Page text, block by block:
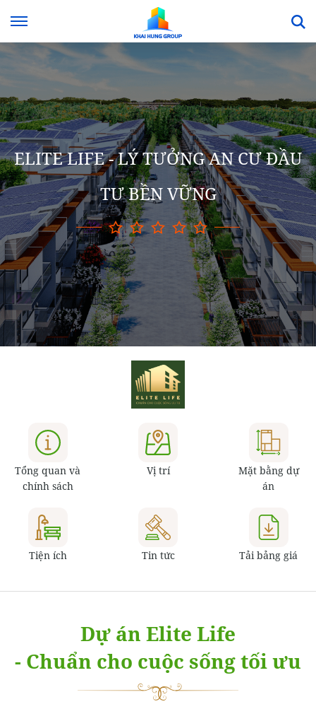
ELITE LIFE - LÝ TƯỞNG AN CƯ ĐẦU
TƯ BỀN VỮNG
Tổng quan và
chính sách
Vị trí
Mặt bằng dự
án
Tiện ích Tin tức Tải bảng giá
Dự án Elite Life
- Chuẩn cho cuộc sống tối ưu